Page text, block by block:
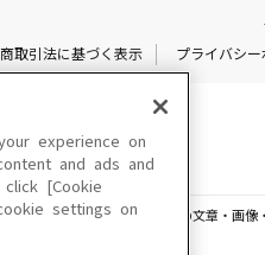
取引法に基づく表示
プライバシー
のサイトに掲載されている一切の文章・画
experience on
and ads and
[Cookie
settings on